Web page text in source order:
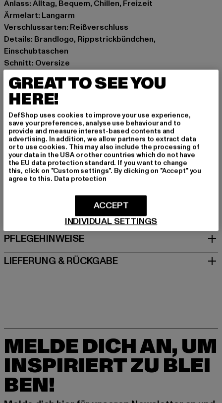
Anlass: Alltag, Bequem, Chillen, Freizeit
Ärmelart: Langarm
Verschlussarten: Reißverschluss
Details: Brandlogo, Rippstrickbündchen,
Einschubtaschen
Schnitt: Oversize
Marke: Dropsize
Kat.: Zip Hoodies
Farbe: beige
Hersteller Farbe: pumice stone
Materialzusammensetzung: 70% Baumwolle, 30%
Polyester
Art.Nr: DS-ZH-014-09232
Hersteller: Dropsize GmbH |management@dropsize.de
Motzener Straße 6 | 12277 Berlin | DE
GRÖSSE & PASSFORM
PFLEGEHINWEISE
LIEFERUNG & RÜCKGABE
MELDE DICH AN, UM
INSPIRIERT ZU BLEI
BEN!
GREAT TO SEE YOU
HERE!
DefShop uses cookies to improve your use experience,
save your preferences, analyse use behaviour and to
provide and measure interest-based contents and
advertising. In addition, we allow partners to extract data
or to use cookies. This may also include the processing of
your data in the USA or other countries which do not have
the EU data protection standard. If you want to change
this, click on "Custom settings". By clicking on "Accept" you
agree to this. Data protection
INDIVIDUAL SETTINGS
ACCEPT